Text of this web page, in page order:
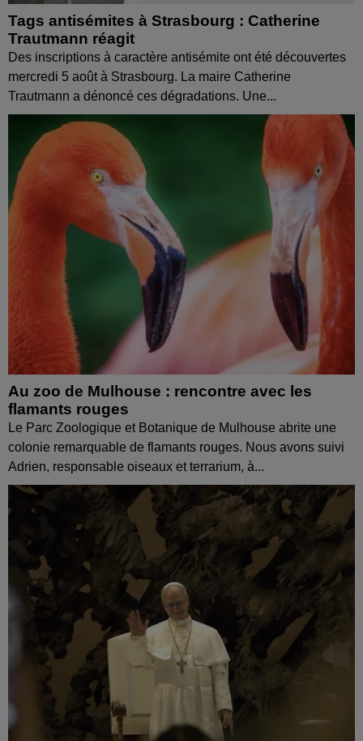
Tags antisémites à Strasbourg : Catherine
Trautmann réagit
Des inscriptions à caractère antisémite ont été découvertes
mercredi 5 août à Strasbourg. La maire Catherine
Trautmann a dénoncé ces dégradations. Une...
Au zoo de Mulhouse : rencontre avec les
flamants rouges
Le Parc Zoologique et Botanique de Mulhouse abrite une
colonie remarquable de flamants rouges. Nous avons suivi
Adrien, responsable oiseaux et terrarium, à...